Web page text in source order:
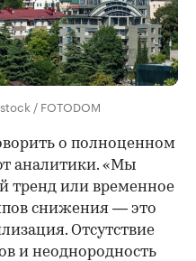
/ FOTODOM
о полноценном
аналитики. «Мы
тренд или временное
снижения — это
Отсутствие
и неоднородность